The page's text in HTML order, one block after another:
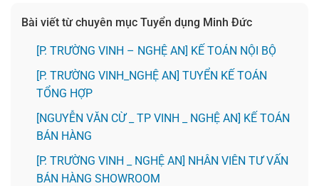
Bài viết từ chuyên mục Tuyển dụng Minh Đức
[P. TRƯỜNG VINH – NGHỆ AN] KẾ TOÁN NỘI BỘ
[P. TRƯỜNG VINH_NGHỆ AN] TUYỂN KẾ TOÁN
TỔNG HỢP
[NGUYỄN VĂN CỪ _ TP VINH _ NGHỆ AN] KẾ TOÁN
BÁN HÀNG
[P. TRƯỜNG VINH _ NGHỆ AN] NHÂN VIÊN TƯ VẤN
BÁN HÀNG SHOWROOM